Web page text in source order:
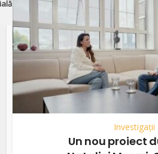
Investigații
Un nou proiect